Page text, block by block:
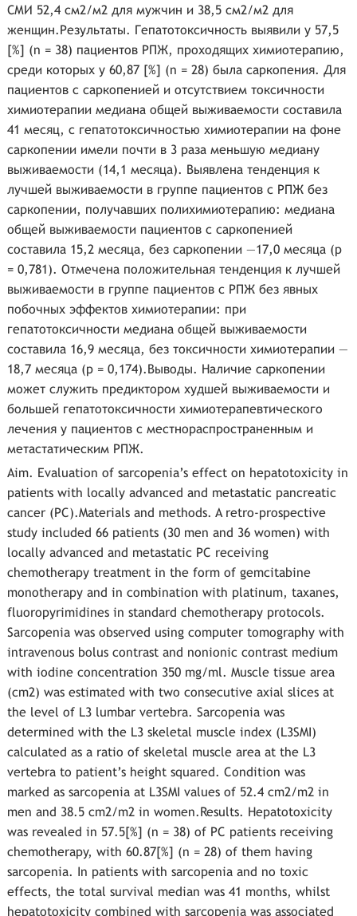
СМИ 52,4 см2/м2 для мужчин и 38,5 см2/м2 для
женщин.Результаты. Гепатотоксичность выявили у 57,5
[%] (n = 38) пациентов РПЖ, проходящих химиотерапию,
среди которых у 60,87 [%] (n = 28) была саркопения. Для
пациентов с саркопенией и отсутствием токсичности
химиотерапии медиана общей выживаемости составила
41 месяц, с гепатотоксичностью химиотерапии на фоне
саркопении имели почти в 3 раза меньшую медиану
выживаемости (14,1 месяца). Выявлена тенденция к
лучшей выживаемости в группе пациентов с РПЖ без
саркопении, получавших полихимиотерапию: медиана
общей выживаемости пациентов с саркопенией
составила 15,2 месяца, без саркопении —17,0 месяца (p
= 0,781). Отмечена положительная тенденция к лучшей
выживаемости в группе пациентов с РПЖ без явных
побочных эффектов химиотерапии: при
гепатотоксичности медиана общей выживаемости
составила 16,9 месяца, без токсичности химиотерапии —
18,7 месяца (р = 0,174).Выводы. Наличие саркопении
может служить предиктором худшей выживаемости и
большей гепатотоксичности химиотерапевтического
лечения у пациентов с местнораспространенным и
метастатическим РПЖ.
Aim. Evaluation of sarcopenia’s effect on hepatotoxicity in
patients with locally advanced and metastatic pancreatic
cancer (PC).Materials and methods. A retro-prospective
study included 66 patients (30 men and 36 women) with
locally advanced and metastatic PC receiving
chemotherapy treatment in the form of gemcitabine
monotherapy and in combination with platinum, taxanes,
fluoropyrimidines in standard chemotherapy protocols.
Sarcopenia was observed using computer tomography with
intravenous bolus contrast and nonionic contrast medium
with iodine concentration 350 mg/ml. Muscle tissue area
(cm2) was estimated with two consecutive axial slices at
the level of L3 lumbar vertebra. Sarcopenia was
determined with the L3 skeletal muscle index (L3SMI)
calculated as a ratio of skeletal muscle area at the L3
vertebra to patient’s height squared. Condition was
marked as sarcopenia at L3SMI values of 52.4 cm2/m2 in
men and 38.5 cm2/m2 in women.Results. Hepatotoxicity
was revealed in 57.5[%] (n = 38) of PC patients receiving
chemotherapy, with 60.87[%] (n = 28) of them having
sarcopenia. In patients with sarcopenia and no toxic
effects, the total survival median was 41 months, whilst
hepatotoxicity combined with sarcopenia was associated